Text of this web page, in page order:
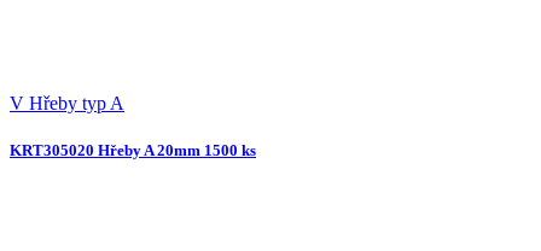
V Hřeby typ A
KRT305020 Hřeby A 20mm 1500 ks